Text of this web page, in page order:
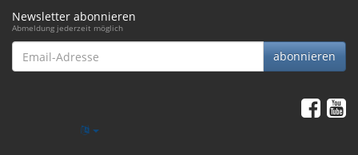
Newsletter abonnieren
Abmeldung jederzeit möglich
Email-
Adresse
abonnieren